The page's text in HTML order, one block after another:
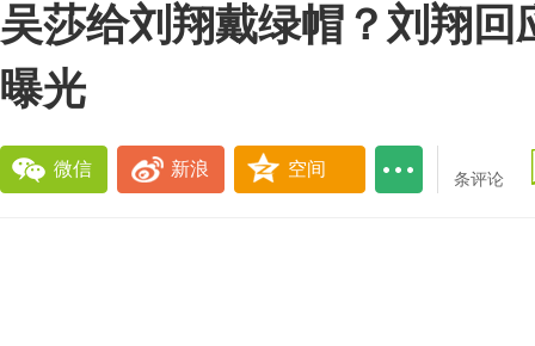
吴莎给刘翔戴绿帽？刘翔回
曝光
微信 新浪 空间
条评论